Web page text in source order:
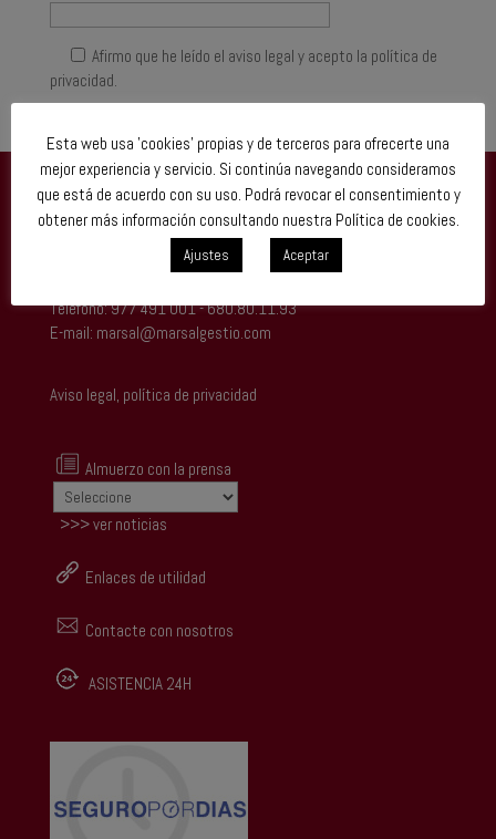
Afirmo que he leído el aviso legal y acepto la política de
privacidad.
Marsal Serveis de Gestió SL
- B43396779
C/Lluís Companys 21, 1r
Teléfono: 977 491 001 - 680.80.11.93
E-mail: marsal@marsalgestio.com
Aviso legal, política de privacidad
Almuerzo con la prensa
>>> ver noticias
Enlaces de utilidad
Contacte con nosotros
ASISTENCIA 24H
Esta web usa 'cookies' propias y de terceros para ofrecerte una
mejor experiencia y servicio. Si continúa navegando consideramos
que está de acuerdo con su uso. Podrá revocar el consentimiento y
obtener más información consultando nuestra Política de cookies.
Ajustes Aceptar